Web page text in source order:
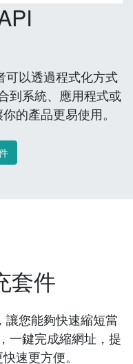
可以透過程式化方式
到系統、應用程式或
的產品更易使用。
套件
讓您能夠快速縮短當
一鍵完成縮網址，提
速更方便。